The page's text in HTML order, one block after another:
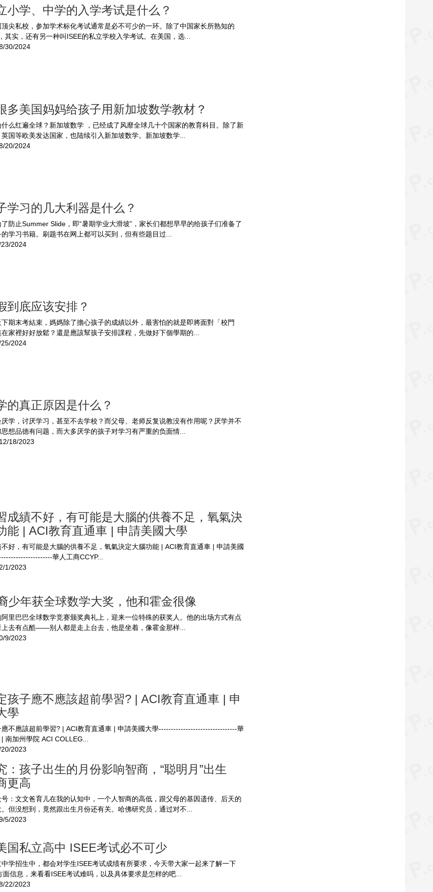
小学、中学的入学考试是什么？
尖私校，参加学术标化考试通常是必不可少的一环。除了中国家长所熟知的
其实，还有另一种叫ISEE的私立学校入学考试。在美国，选...
30/2024
多美国妈妈给孩子用新加坡数学教材？
么红遍全球？新加坡数学 ，已经成了风靡全球几十个国家的教育科目。除了新
国等欧美发达国家，也陆续引入新加坡数学。新加坡数学...
20/2024
学习的几大利器是什么？
防止Summer Slide，即“暑期学业大滑坡”，家长们都想早早的给孩子们准备了
学习书籍。刷题书在网上都可以买到，但有些题目过...
2024
到底应该安排？
期末考結束，媽媽除了擔心孩子的成績以外，最害怕的就是即將面對「校門
家裡好好放鬆？還是應該幫孩子安排課程，先做好下個學期的...
2024
的真正原因是什么？
学，讨厌学习，甚至不去学校？而父母、老师反复说教没有作用呢？厌学并不
想品德有问题，而大多厌学的孩子对学习有严重的负面情...
12/18/2023
成績不好，有可能是大腦的供養不足，氧氣決
能 | ACI教育直通車 | 申請美國大學
好，有可能是大腦的供養不足，氧氣決定大腦功能 | ACI教育直通車 | 申請美國
華人工商CCYP...
1/2023
少年获全球数学大奖，他和霍金很像
里巴巴全球数学竞赛颁奖典礼上，迎来一位特殊的获奖人。他的出场方式有点
上去有点酷——别人都是走上台去，他是坐着，像霍金那样...
9/2023
孩子應不應該超前學習? | ACI教育直通車 | 申
學
應不應該超前學習? | ACI教育直通車 | 申請美國大學--------------------------------華
南加州學院 ACI COLLEG...
2023
：孩子出生的月份影响智商，“聪明月”出生
更高
：文文爸育儿在我的认知中，一个人智商的高低，跟父母的基因遗传、后天的
但没想到，竟然跟出生月份还有关。哈佛研究员，通过对不...
5/2023
国私立高中 ISEE考试必不可少
学招生中，都会对学生ISEE考试成绩有所要求，今天带大家一起来了解一下
面信息，来看看ISEE考试难吗，以及具体要求是怎样的吧...
22/2023